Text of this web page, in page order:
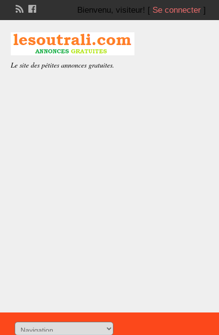
Bienvenu, visiteur! [ Se connecter]
Le site des pétites annonces gratuites.